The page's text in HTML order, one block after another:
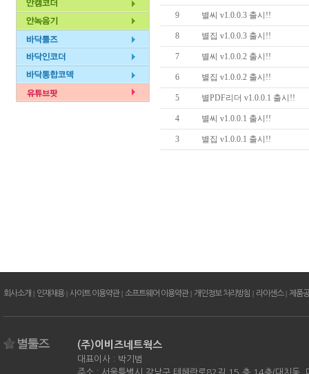
9 별씨 v1.0.0.3 출시!!
8 별집 v1.0.0.3 출시!!
7 별씨 v1.0.0.2 출시!!
6 별집 v1.0.0.2 출시!!
5 별PDF리더 v1.0.0.1 출시!!
4 별씨 v1.0.0.1 출시!!
3 별집 v1.0.0.1 출시!!
회사소개 | 인재채용| 사이트 이용약관| 소프트웨어 이용약관| 개인정보 처리방침 | 라이센스| 제품
(주)이비즈네트웍스
대표이사 : 박기범